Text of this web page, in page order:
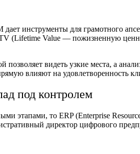
инструменты для грамотного
(Lifetime Value — пожизненную
видеть узкие места, а
влияют на удовлетворенность
под контролем
этапами, то ERP (Enterprise
директор цифрового